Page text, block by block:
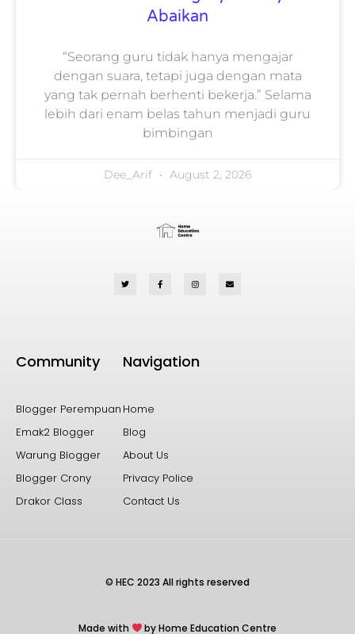
Abaikan
“Seorang guru tidak hanya mengajar
dengan suara, tetapi juga dengan mata
yang tak pernah berhenti bekerja.” Selama
lebih dari enam belas tahun menjadi guru
bimbingan
Dee_Arif August 2, 2026
Community
Blogger Perempuan
Emak2 Blogger
Warung Blogger
Blogger Crony
Drakor Class
Navigation
Home
Blog
About Us
Privacy Police
Contact Us
© HEC 2023 All rights reserved
Made with by Home Education Centre